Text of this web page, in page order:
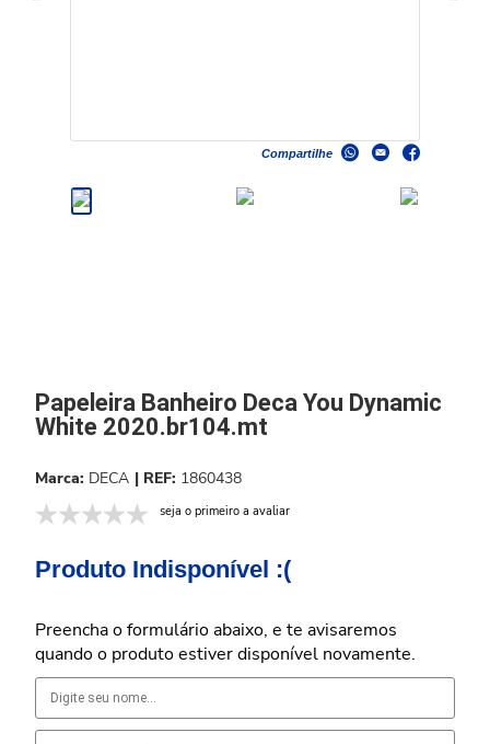
Compartilhe
Papeleira Banheiro Deca You Dynamic
White 2020.br104.mt
DECA 1860438
seja o primeiro a avaliar
Produto Indisponível :(
Preencha o formulário abaixo, e te avisaremos
quando o produto estiver disponível novamente.